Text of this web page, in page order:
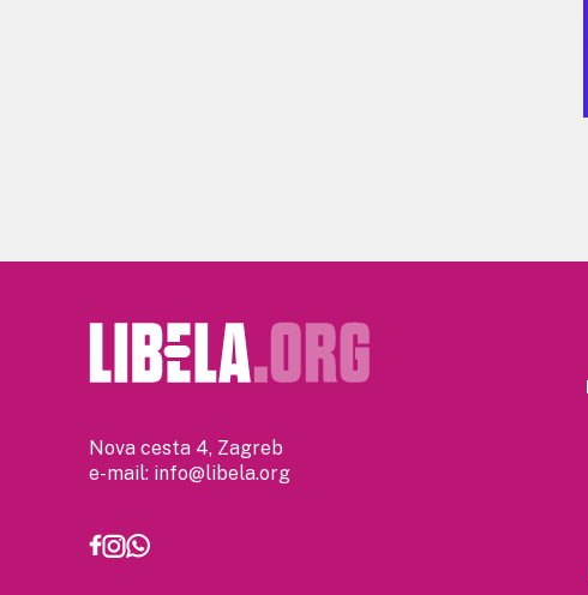
Nova cesta 4, Zagreb
e-mail: info@libela.org